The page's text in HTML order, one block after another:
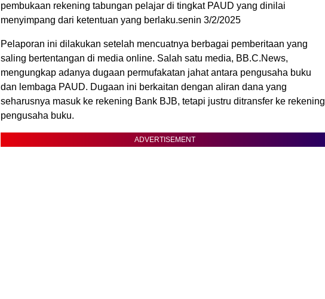
pembukaan rekening tabungan pelajar di tingkat PAUD yang dinilai
menyimpang dari ketentuan yang berlaku.senin 3/2/2025
Pelaporan ini dilakukan setelah mencuatnya berbagai pemberitaan yang
saling bertentangan di media online. Salah satu media, BB.C.News,
mengungkap adanya dugaan permufakatan jahat antara pengusaha buku
dan lembaga PAUD. Dugaan ini berkaitan dengan aliran dana yang
seharusnya masuk ke rekening Bank BJB, tetapi justru ditransfer ke rekening
pengusaha buku.
ADVERTISEMENT